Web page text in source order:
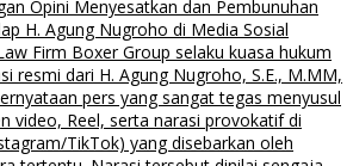
Opini Menyesatkan dan Pembunuhan
H. Agung Nugroho di Media Sosial
Firm Boxer Group selaku kuasa hukum
resmi dari H. Agung Nugroho, S.E., M.MM,
pers yang sangat tegas menyusul
video, Reel, serta narasi provokatif di
TikTok) yang disebarkan oleh